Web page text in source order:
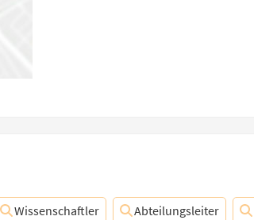
Wissenschaftler Abteilungsleiter